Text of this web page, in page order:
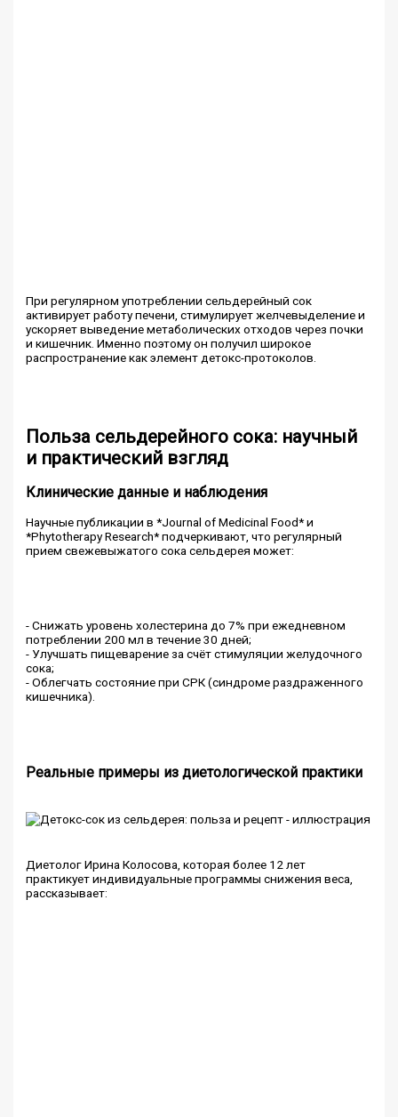
При регулярном употреблении сельдерейный сок
активирует работу печени, стимулирует желчевыделение и
ускоряет выведение метаболических отходов через почки
и кишечник. Именно поэтому он получил широкое
распространение как элемент детокс-протоколов.
Польза сельдерейного сока: научный
и практический взгляд
Клинические данные и наблюдения
Научные публикации в *Journal of Medicinal Food* и
*Phytotherapy Research* подчеркивают, что регулярный
прием свежевыжатого сока сельдерея может:
- Снижать уровень холестерина до 7% при ежедневном
потреблении 200 мл в течение 30 дней;
- Улучшать пищеварение за счёт стимуляции желудочного
сока;
- Облегчать состояние при СРК (синдроме раздраженного
кишечника).
Реальные примеры из диетологической практики
Диетолог Ирина Колосова, которая более 12 лет
практикует индивидуальные программы снижения веса,
рассказывает: